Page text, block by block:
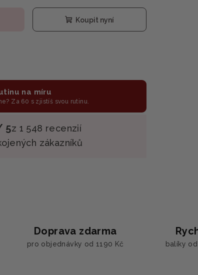
Koupit nyní
na míru
Za 60 s zjistíš svou rutinu.
5z 1 548 recenzií
zákazníků
Doprava zdarma
pro objednávky od 1190 Kč balíky